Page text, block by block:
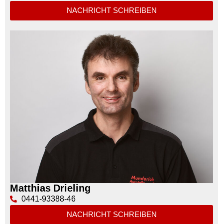
NACHRICHT SCHREIBEN
Matthias Drieling
0441-93388-46
NACHRICHT SCHREIBEN